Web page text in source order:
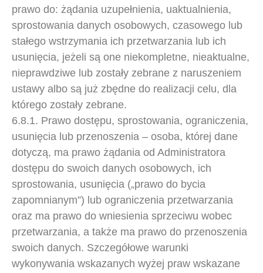
prawo do: żądania uzupełnienia, uaktualnienia,
sprostowania danych osobowych, czasowego lub
stałego wstrzymania ich przetwarzania lub ich
usunięcia, jeżeli są one niekompletne, nieaktualne,
nieprawdziwe lub zostały zebrane z naruszeniem
ustawy albo są już zbędne do realizacji celu, dla
którego zostały zebrane.
6.8.1. Prawo dostępu, sprostowania, ograniczenia,
usunięcia lub przenoszenia – osoba, której dane
dotyczą, ma prawo żądania od Administratora
dostępu do swoich danych osobowych, ich
sprostowania, usunięcia („prawo do bycia
zapomnianym”) lub ograniczenia przetwarzania
oraz ma prawo do wniesienia sprzeciwu wobec
przetwarzania, a także ma prawo do przenoszenia
swoich danych. Szczegółowe warunki
wykonywania wskazanych wyżej praw wskazane